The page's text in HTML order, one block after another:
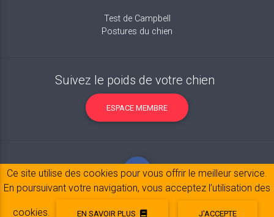
Test de Campbell
Postures du chien
Suivez le poids de votre chien
ESPACE MEMBRE
Ce site utilise des cookies pour vous offrir le meilleur service.
En poursuivant votre navigation, vous acceptez l’utilisation des
cookies. EN SAVOIR PLUS J'ACCEPTE